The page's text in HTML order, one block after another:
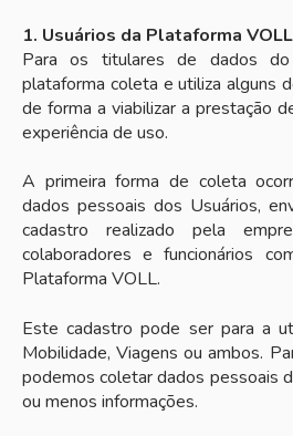
1. Usuários da Plataforma VOLL
Para os titulares de dados do
plataforma coleta e utiliza alguns
de forma a viabilizar a prestação
experiência de uso.
A primeira forma de coleta
dados pessoais dos Usuários,
cadastro realizado pela
colaboradores e funcionários
Plataforma VOLL.
Este cadastro pode ser para a
Mobilidade, Viagens ou ambos.
podemos coletar dados pessoais
ou menos informações.